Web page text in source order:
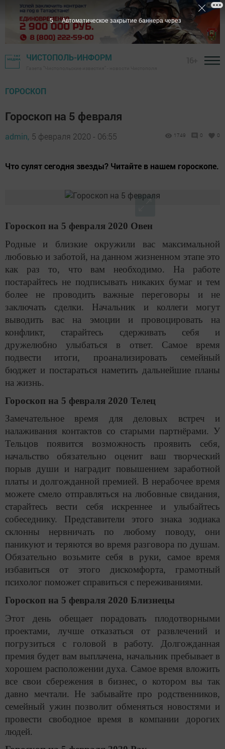
ЧИСТОПОЛЬ-ИНФОРМ
ГОРОСКОП
Гороскоп на 5 февраля
admin, 5 февраля 2020 - 06:55 1749 0 0
Что сулят сегодня звезды? Читайте в нашем гороскопе.
Гороскоп на 5 февраля 2020 Овен
Родные и близкие окружили вас максимальной
любовью и заботой, на данном жизненном этапе это
как раз то, что вам необходимо. На работе
постарайтесь не подписывать никаких бумаг и тем
более не проводить важные переговоры и не
заключать сделки. Начальник и коллеги могут
выводить вас на эмоции и провоцировать на
конфликт, старайтесь сдерживать себя и
дружелюбно улыбаться в ответ. Самое время
подвести итоги, проанализировать семейный
бюджет и постараться наметить дальнейшие планы
на жизнь.
Гороскоп на 5 февраля 2020 Телец
Замечательное время для деловых встреч и
налаживания контактов со старыми партнёрами. У
Тельцов появится возможность проявить себя,
начальство обязательно оценит ваш творческий
порыв души и наградит повышением заработной
платы и долгожданной премией. В нерабочее время
можете смело отправляться на любовные свидания,
старайтесь вести себя искреннее и улыбайтесь
собеседнику. Представители этого знака зодиака
склонны нервничать по любому поводу, они
паникуют и теряются во время разговора по душам.
Обязательно возьмите себя в руки, самое время
избавиться от этого дискомфорта, грамотный
психолог поможет справиться с переживаниями.
Гороскоп на 5 февраля 2020 Близнецы
Этот день обещает порадовать плодотворными
проектами, лучше отказаться от развлечений и
погрузиться с головой в работу. Долгожданная
премия будет вам выплачена, начальник пребывает в
хорошем расположении духа. Самое время вложить
все свои сбережения в бизнес, о котором вы так
давно мечтали. Не забывайте про родственников,
семейный ужин позволит обменяться новостями и
провести свободное время в компании дорогих
людей.
4 Автоматическое закрытие баннера через